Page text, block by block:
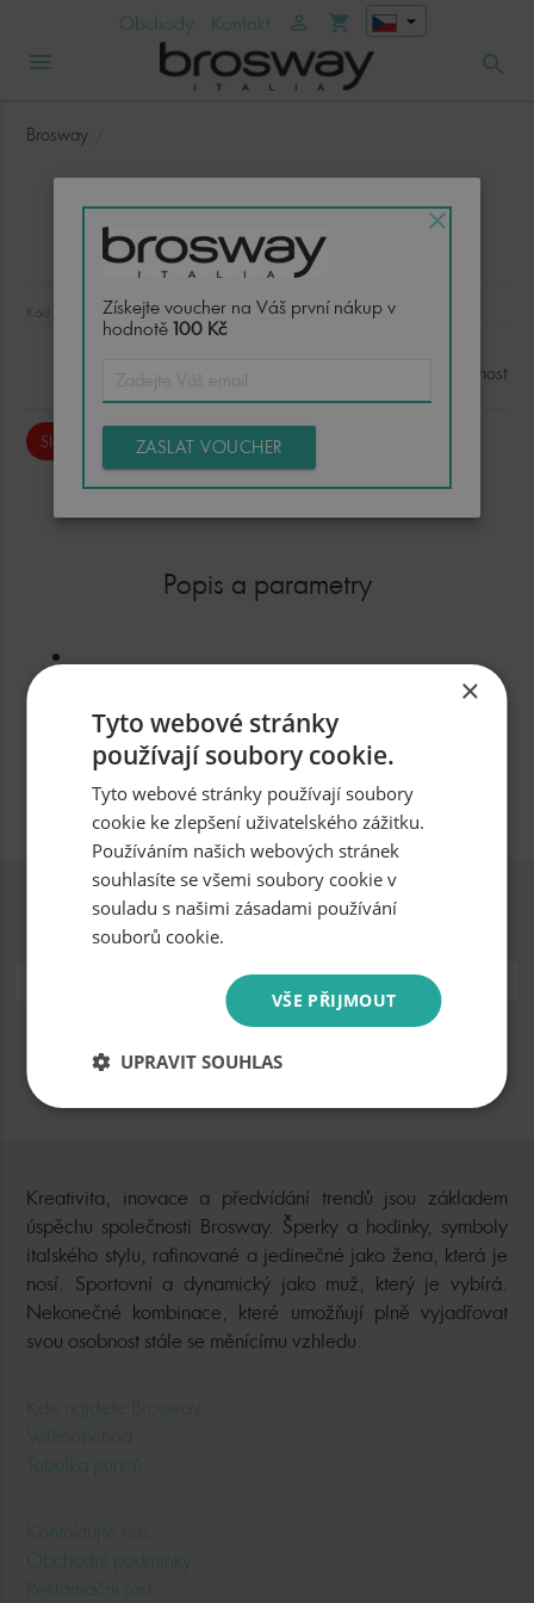
Obchody Kontakt person_outline shopping_cart arrow_drop_down
menu search
Brosway
Dostupnost
Sleva 100%
Popis a parametry
Parametry produktu
Určeno pro
Přihlásit se k odběru novinek
Kreativita, inovace a předvídání trendů jsou základem
úspěchu společnosti Brosway. Šperky a hodinky, symboly
italského stylu, rafinované a jedinečné jako žena, která je
nosí. Sportovní a dynamický jako muž, který je vybírá.
Nekonečné kombinace, které umožňují plně vyjadřovat
svou osobnost stále se měnícímu vzhledu.
Kde najdete Brosway
Velkoobchod
Tabulka punců
Kontaktujte nás
Obchodní podmínky
Reklamační řád
close
Získejte voucher na Váš první nákup v
hodnotě100 Kč
ZASLAT VOUCHER
×
Tyto webové stránky
používají soubory cookie.
Tyto webové stránky používají soubory
cookie ke zlepšení uživatelského zážitku.
Používáním našich webových stránek
souhlasíte se všemi soubory cookie v
souladu s našimi zásadami používání
souborů cookie.
VŠE PŘIJMOUT
UPRAVIT SOUHLAS